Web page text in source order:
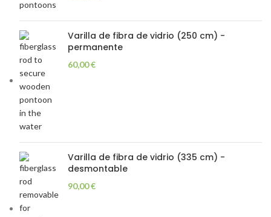
Varilla de fibra de vidrio (250 cm) -
permanente
60,00€
Varilla de fibra de vidrio (335 cm) -
desmontable
90,00€